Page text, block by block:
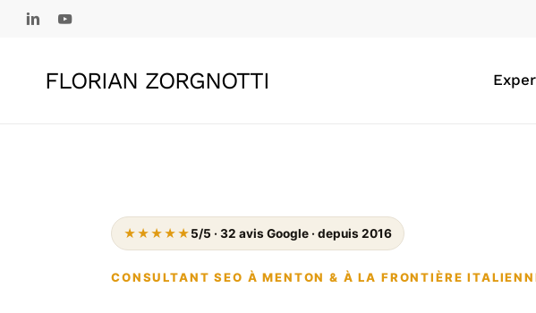
Skip
contentFLORIAN ZORGNOTTI
★★★★★5/5 · 32 avis Google · depuis 2016
CONSULTANT SEO À MENTON & À LA FRONTIÈRE